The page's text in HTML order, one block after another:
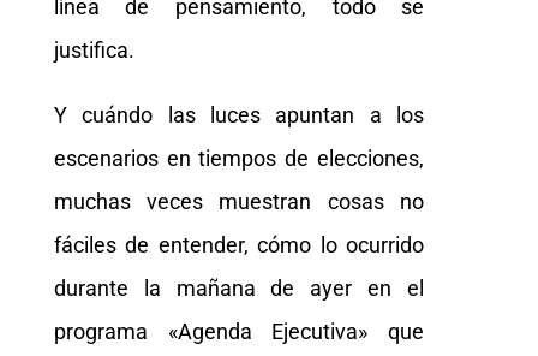
línea de pensamiento, todo se
justifica.
Y cuándo las luces apuntan a los
escenarios en tiempos de elecciones,
muchas veces muestran cosas no
fáciles de entender, cómo lo ocurrido
durante la mañana de ayer en el
programa «Agenda Ejecutiva» que